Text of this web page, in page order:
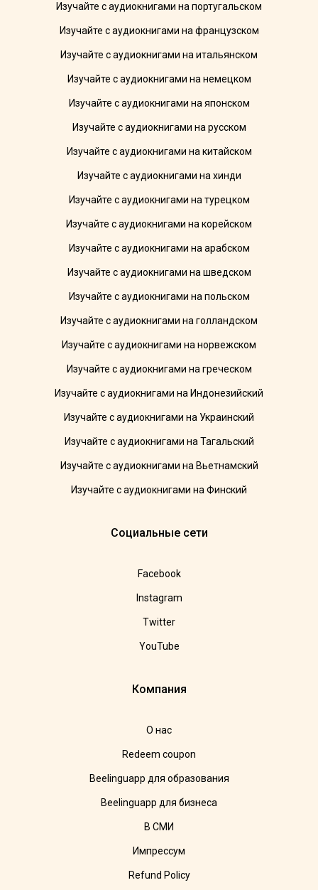
Изучайте с аудиокнигами на португальском
Изучайте с аудиокнигами на французском
Изучайте с аудиокнигами на итальянском
Изучайте с аудиокнигами на немецком
Изучайте с аудиокнигами на японском
Изучайте с аудиокнигами на русском
Изучайте с аудиокнигами на китайском
Изучайте с аудиокнигами на хинди
Изучайте с аудиокнигами на турецком
Изучайте с аудиокнигами на корейском
Изучайте с аудиокнигами на арабском
Изучайте с аудиокнигами на шведском
Изучайте с аудиокнигами на польском
Изучайте с аудиокнигами на голландском
Изучайте с аудиокнигами на норвежском
Изучайте с аудиокнигами на греческом
Изучайте с аудиокнигами на Индонезийский
Изучайте с аудиокнигами на Украинский
Изучайте с аудиокнигами на Тагальский
Изучайте с аудиокнигами на Вьетнамский
Изучайте с аудиокнигами на Финский
Социальные сети
Facebook
Instagram
Twitter
YouTube
Компания
О нас
Redeem coupon
Beelinguapp для образования
Beelinguapp для бизнеса
В СМИ
Импрессум
Refund Policy